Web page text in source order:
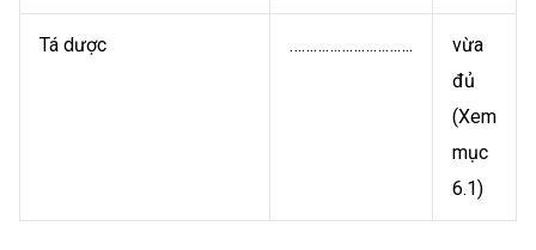
Tá dược ………………………….
vừa
đủ
(Xem
mục
6.1)